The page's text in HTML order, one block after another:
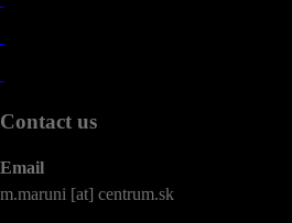
Contact us
Email
m.maruni [at] centrum.sk